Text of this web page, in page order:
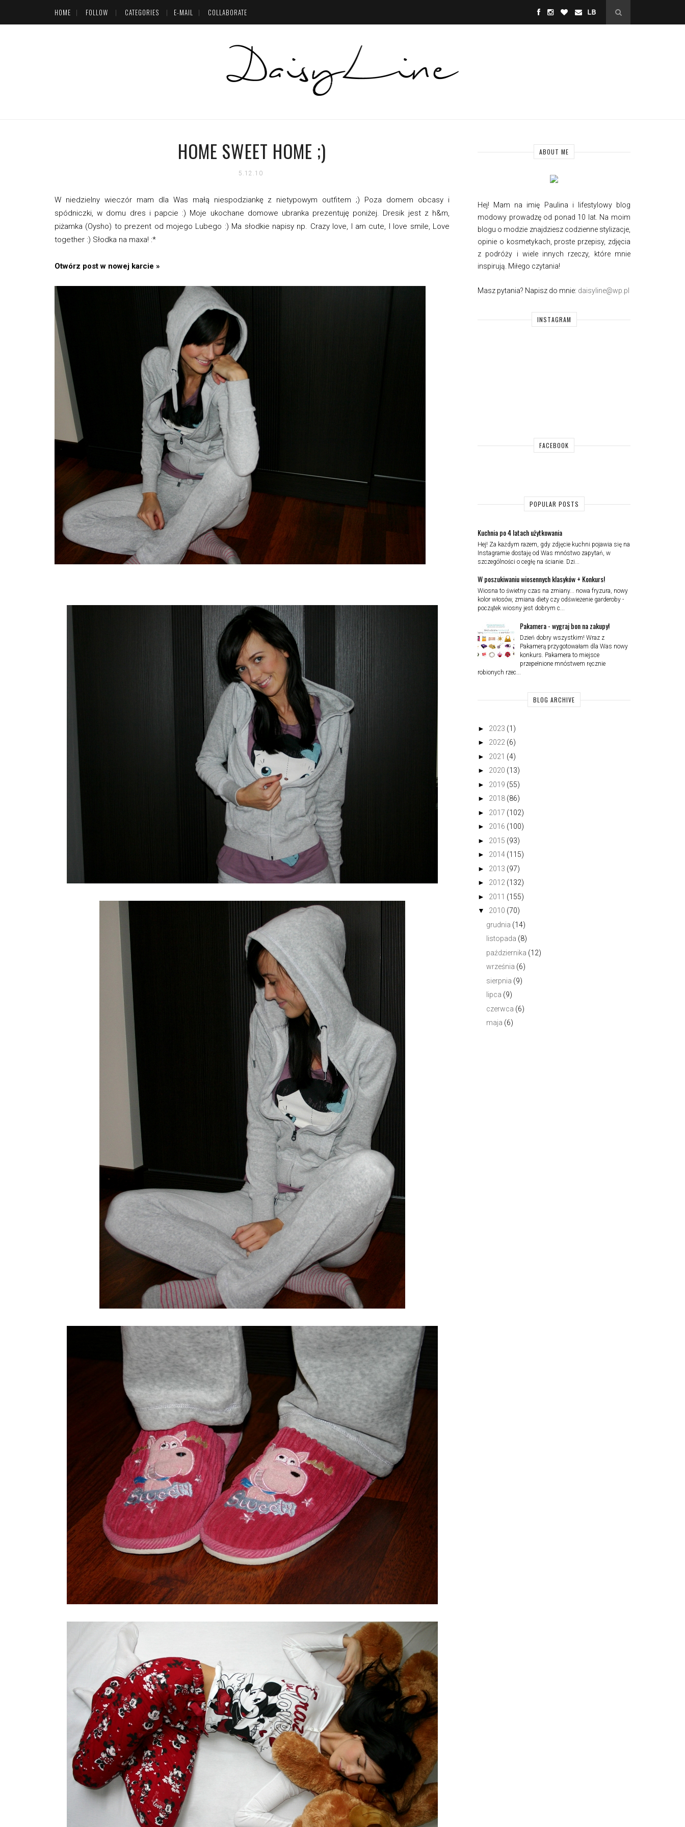
HOME FOLLOW CATEGORIES E-MAIL COLLABORATE
HOME SWEET HOME ;)
5.12.10
W niedzielny wieczór mam dla Was małą niespodziankę z nietypowym outfitem ;) Poza domem obcasy i
spódniczki, w domu dres i papcie :) Moje ukochane domowe ubranka prezentuję poniżej. Dresik jest z h&m,
piżamka (Oysho) to prezent od mojego Lubego :) Ma słodkie napisy np. Crazy love, I am cute, I love smile, Love
together :) Słodka na maxa! :*
Otwórz post w nowej karcie »
ABOUT ME
Hej! Mam na imię Paulina i lifestylowy blog
modowy prowadzę od ponad 10 lat. Na moim
blogu o modzie znajdziesz codzienne stylizacje,
opinie o kosmetykach, proste przepisy, zdjęcia
z podróży i wiele innych rzeczy, które mnie
inspirują. Miłego czytania!
Masz pytania? Napisz do mnie: daisyline@wp.pl
INSTAGRAM
FACEBOOK
POPULAR POSTS
Kuchnia po 4 latach użytkowania
Hej! Za każdym razem, gdy zdjęcie kuchni pojawia się na
Instagramie dostaję od Was mnóstwo zapytań, w
szczególności o cegłę na ścianie. Dzi...
W poszukiwaniu wiosennych klasyków + Konkurs!
Wiosna to świetny czas na zmiany... nowa fryzura, nowy
kolor włosów, zmiana diety czy odświeżenie garderoby -
początek wiosny jest dobrym c...
Pakamera - wygraj bon na zakupy!
Dzień dobry wszystkim! Wraz z
Pakamerą przygotowałam dla Was nowy
konkurs. Pakamera to miejsce
przepełnione mnóstwem ręcznie
robionych rzec...
BLOG ARCHIVE
► 2023 (1)
► 2022 (6)
► 2021 (4)
► 2020 (13)
► 2019 (55)
► 2018 (86)
► 2017 (102)
► 2016 (100)
► 2015 (93)
► 2014 (115)
► 2013 (97)
► 2012 (132)
► 2011 (155)
▼
2010 (70)
grudnia (14)
listopada (8)
października (12)
września (6)
sierpnia (9)
lipca (9)
czerwca (6)
maja (6)